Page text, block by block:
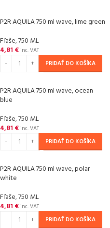
P2R AQUILA 750 ml wave, lime green
Fľaše,750 ML
4,81 € inc. VAT
PRIDAŤ DO KOŠÍKA
P2R AQUILA 750 ml wave, ocean
blue
Fľaše,750 ML
4,81 € inc. VAT
PRIDAŤ DO KOŠÍKA
P2R AQUILA 750 ml wave, polar
white
Fľaše,750 ML
4,81 € inc. VAT
PRIDAŤ DO KOŠÍKA